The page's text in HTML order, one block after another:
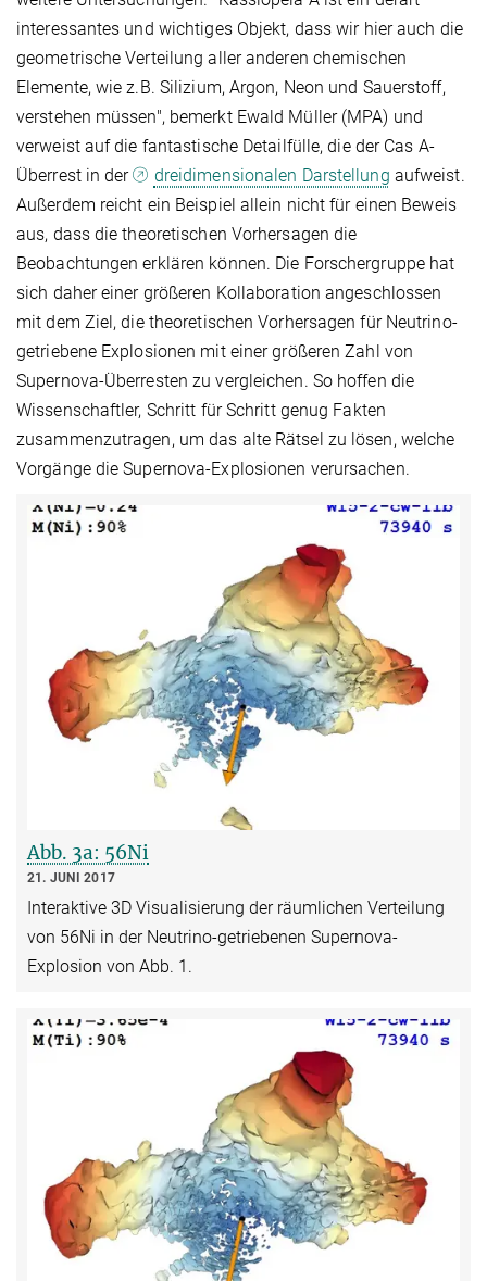
interessantes und wichtiges Objekt, dass wir hier auch die
geometrische Verteilung aller anderen chemischen
Elemente, wie z.B. Silizium, Argon, Neon und Sauerstoff,
verstehen müssen", bemerkt Ewald Müller (MPA) und
verweist auf die fantastische Detailfülle, die der Cas A-
Überrest in der
dreidimensionalen Darstellung aufweist.
Außerdem reicht ein Beispiel allein nicht für einen Beweis
aus, dass die theoretischen Vorhersagen die
Beobachtungen erklären können. Die Forschergruppe hat
sich daher einer größeren Kollaboration angeschlossen
mit dem Ziel, die theoretischen Vorhersagen für Neutrino-
getriebene Explosionen mit einer größeren Zahl von
Supernova-Überresten zu vergleichen. So hoffen die
Wissenschaftler, Schritt für Schritt genug Fakten
zusammenzutragen, um das alte Rätsel zu lösen, welche
Vorgänge die Supernova-Explosionen verursachen.
Abb. 3a: 56Ni
21. JUNI 2017
Interaktive 3D Visualisierung der räumlichen Verteilung
von 56Ni in der Neutrino-getriebenen Supernova-
Explosion von Abb. 1.